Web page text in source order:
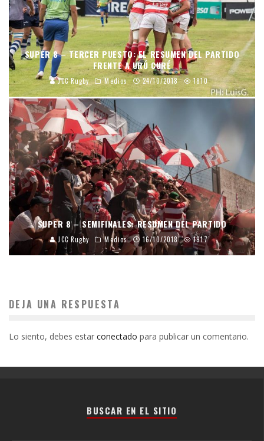
SUPER 8 – TERCER PUESTO: EL RESUMEN DEL PARTIDO
FRENTE A URÚ CURÉ
JCC Rugby Medios 24/10/2018 1810
SUPER 8 – SEMIFINALES: RESUMEN DEL PARTIDO
JCC Rugby Medios 16/10/2018 1917
DEJA UNA RESPUESTA
Lo siento, debes estar conectado para publicar un comentario.
BUSCAR EN EL SITIO